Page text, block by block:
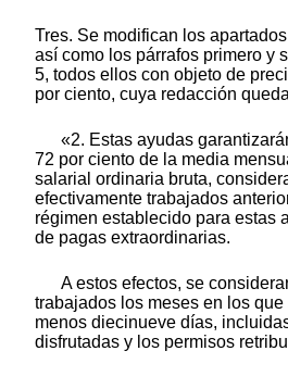
Tres. Se modifican los
así como los párrafos primero y
5, todos ellos con objeto de
por ciento, cuya redacción
«2. Estas ayudas
72 por ciento de la media
salarial ordinaria bruta,
efectivamente trabajados
régimen establecido para estas
de pagas extraordinarias.
A estos efectos, se
trabajados los meses en los que
menos diecinueve días,
disfrutadas y los permisos